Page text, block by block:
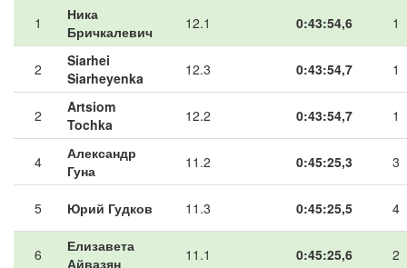
1
Ника
Бричкалевич
12.1 0:43:54,6 1
2
Siarhei
Siarheyenka
12.3 0:43:54,7 1
2
Artsiom
Tochka
12.2 0:43:54,7 1
4
Александр
Гуна
11.2 0:45:25,3 3
5 Юрий Гудков 11.3 0:45:25,5 4
6
Елизавета
Айвазян
11.1 0:45:25,6 2